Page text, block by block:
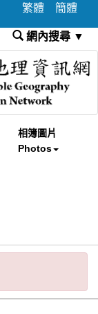
繁體 簡體
網內搜尋 ▼
相簿圖片
Photos